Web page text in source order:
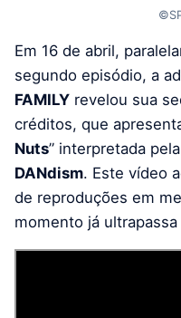
Em 16 de abril,
segundo episódio, a
FAMILY revelou sua
créditos, que
Nuts” interpretada
DANdism. Este vídeo
de reproduções em
momento já